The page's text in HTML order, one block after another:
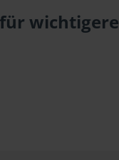
wichtigere